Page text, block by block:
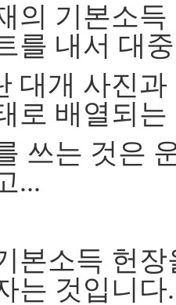
의 기본소
를 내서 대
대개 사진
로 배열되
쓰는 것은
...
본소득 헌
는 것입니다.